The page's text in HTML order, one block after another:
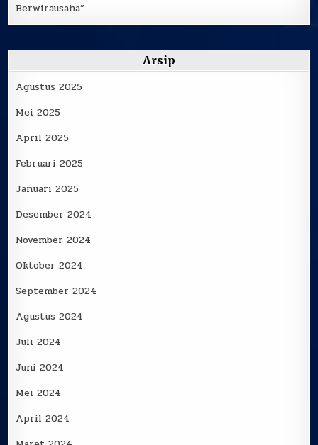
Berwirausaha”
Arsip
Agustus 2025
Mei 2025
April 2025
Februari 2025
Januari 2025
Desember 2024
November 2024
Oktober 2024
September 2024
Agustus 2024
Juli 2024
Juni 2024
Mei 2024
April 2024